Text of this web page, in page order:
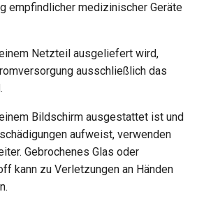
nicht ordnungsgemäß
Hängt bei „Installing“
Hängt bei „Reverting“
während des Firmware-
Resets
VPN-Cascading aktivieren
WireGuard zum Schutz von
RDP von außerhalb des
Netzwerks verwenden
Konfigurationsdateien von
WireGuard-Dienstanbietern
abrufen
empfindlicher medizinischer Geräte
Netzteil ausgeliefert wird,
ausschließlich das
Bildschirm ausgestattet ist und
aufweist, verwenden
Gebrochenes Glas oder
kann zu Verletzungen an Händen